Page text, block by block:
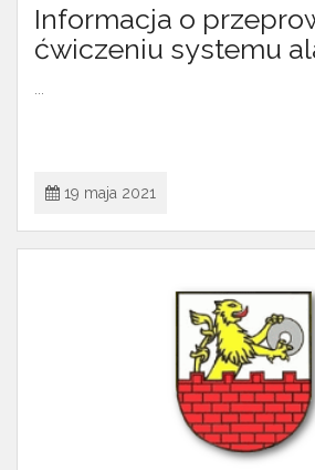
Informacja o
ćwiczeniu systemu
19 maja 2021